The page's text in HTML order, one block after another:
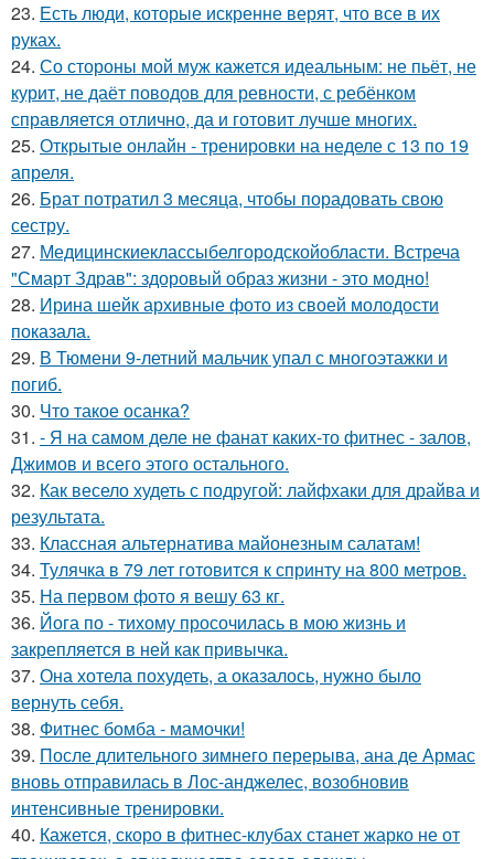
23. Есть люди, которые искренне верят, что все в их
руках.
24. Со стороны мой муж кажется идеальным: не пьёт, не
курит, не даёт поводов для ревности, с ребёнком
справляется отлично, да и готовит лучше многих.
25. Открытые онлайн - тренировки на неделе с 13 по 19
апреля.
26. Брат потратил 3 месяца, чтобы порадовать свою
сестру.
27. Медицинскиеклассыбелгородскойобласти. Встреча
"Смарт Здрав": здоровый образ жизни - это модно!
28. Ирина шейк архивные фото из своей молодости
показала.
29. В Тюмени 9-летний мальчик упал с многоэтажки и
погиб.
30. Что такое осанка?
31. - Я на самом деле не фанат каких-то фитнес - залов,
Джимов и всего этого остального.
32. Как весело худеть с подругой: лайфхаки для драйва и
результата.
33. Классная альтернатива майонезным салатам!
34. Тулячка в 79 лет готовится к спринту на 800 метров.
35. На первом фото я вешу 63 кг.
36. Йога по - тихому просочилась в мою жизнь и
закрепляется в ней как привычка.
37. Она хотела похудеть, а оказалось, нужно было
вернуть себя.
38. Фитнес бомба - мамочки!
39. После длительного зимнего перерыва, ана де Армас
вновь отправилась в Лос-анджелес, возобновив
интенсивные тренировки.
40. Кажется, скоро в фитнес-клубах станет жарко не от